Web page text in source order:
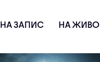
НА ЗАПИС НА ЖИВО